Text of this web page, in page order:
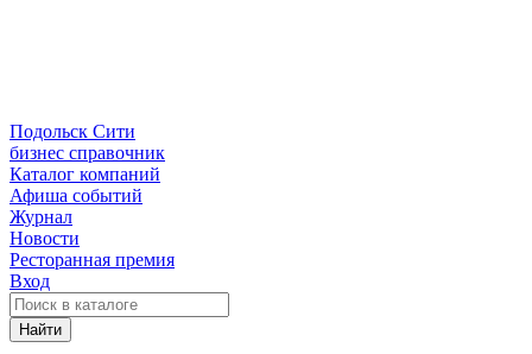
Подольск Сити
бизнес справочник
Каталог компаний
Афиша событий
Журнал
Новости
Ресторанная премия
Вход
Найти